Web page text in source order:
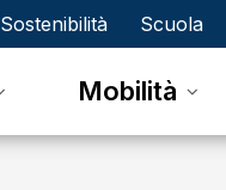
Sostenibilità Scuola
Mobilità